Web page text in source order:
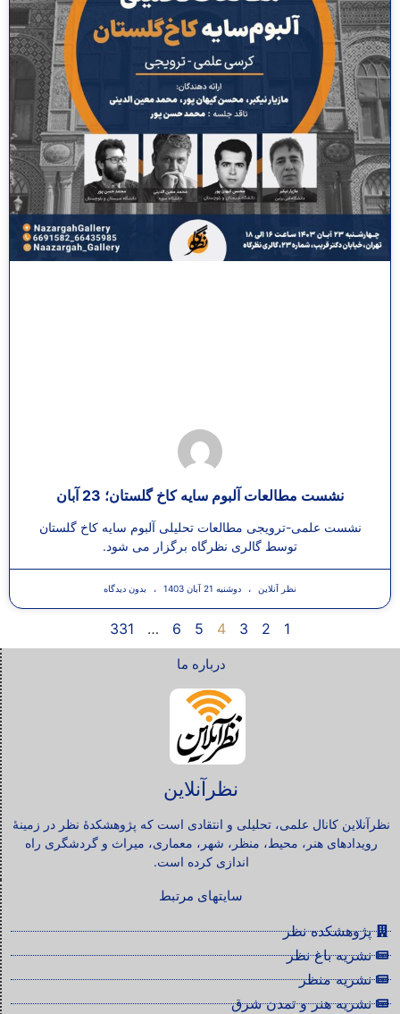
نشست مطالعات آلبوم سایه کاخ گلستان؛ 23 آبان
نشست علمی-ترویجی مطالعات تحلیلی آلبوم سایه کاخ گلستان
توسط گالری نظرگاه برگزار می شود.
نظر آنلاین دوشنبه 21 آبان 1403 بدون دیدگاه
1
2
3
4
5
6
…
331
درباره ما
نظرآنلاین
نظرآنلاین کانال علمی، تحلیلی و انتقادی است که پژوهشکدۀ نظر در زمینۀ
رویدادهای هنر، محیط، منظر، شهر، معماری، میراث و گردشگری راه
اندازی کرده است.
سایتهای مرتبط
پژوهشکده نظر
نشریه باغ نظر
نشریه منظر
نشریه هنر و تمدن شرق